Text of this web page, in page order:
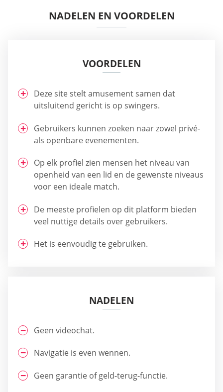
NADELEN EN VOORDELEN
VOORDELEN
Deze site stelt amusement samen dat
uitsluitend gericht is op swingers.
Gebruikers kunnen zoeken naar zowel privé-
als openbare evenementen.
Op elk profiel zien mensen het niveau van
openheid van een lid en de gewenste niveaus
voor een ideale match.
De meeste profielen op dit platform bieden
veel nuttige details over gebruikers.
Het is eenvoudig te gebruiken.
NADELEN
Geen videochat.
Navigatie is even wennen.
Geen garantie of geld-terug-functie.